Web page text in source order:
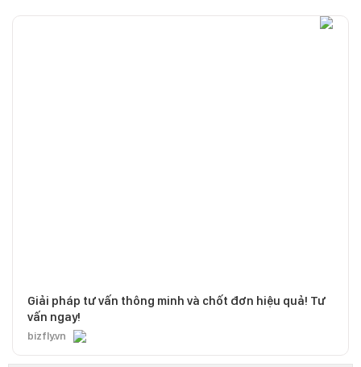
Giải pháp tư vấn thông minh và chốt đơn hiệu quả! Tư
vấn ngay!
bizfly.vn